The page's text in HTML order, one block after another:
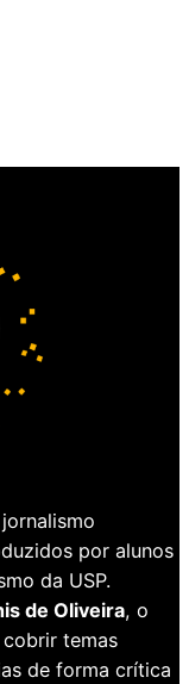
por alunos
da USP.
de Oliveira, o
temas
de forma crítica